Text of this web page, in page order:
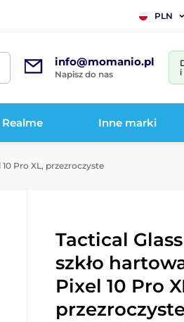
PLN
info@momanio.pl
Napisz do nas
Realme Inne marki
Pro XL, przezroczyste
Tactical
szkło
Pixel 10 Pro